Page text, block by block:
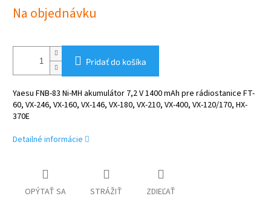
cena:
Na objednávku
Pridať do košíka
Yaesu FNB-83 Ni-MH akumulátor 7,2 V 1400 mAh pre rádiostanice FT-
60, VX-246, VX-160, VX-146, VX-180, VX-210, VX-400, VX-120/170, HX-
370E
Detailné informácie
OPÝTAŤ SA STRÁŽIŤ ZDIEĽAŤ